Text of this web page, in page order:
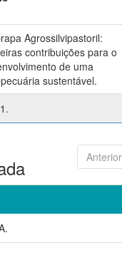
Agrossilvipastoril:
contribuições para o
de uma
sustentável.
Anterior